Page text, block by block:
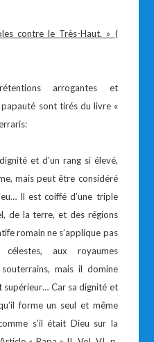
contre le Très-Haut. » (
arrogantes et
sont tirés du livre «
et d’un rang si élevé,
mais peut être considéré
Il est coiffé d’une triple
de la terre, et des régions
romain ne s’applique pas
aux royaumes
mais il domine
supérieur… Car sa dignité et
forme un seul et même
s’il était Dieu sur la